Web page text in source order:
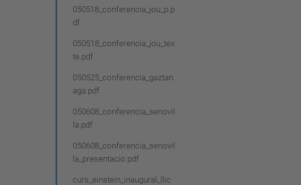
050518_conferencia_jou_p.p
df
050518_conferencia_jou_tex
te.pdf
050525_conferencia_gaztan
aga.pdf
050608_conferencia_senovil
la.pdf
050608_conferencia_senovil
la_presentacio.pdf
curs_einstein_inaugural_llic